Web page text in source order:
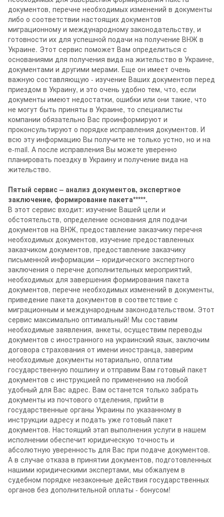
документов, перечне необходимых изменений в документы
либо о соответствии настоящих документов
миграционному и международному законодательству, и
готовности их для успешной подачи на получение ВНЖ в
Украине. Этот сервис поможет Вам определиться с
основаниями для получения вида на жительство в Украине,
документами и другими мерами. Еще он имеет очень
важную составляющую - изучение Ваших документов перед
приездом в Украину, и это очень удобно тем, что, если
документы имеют недостатки, ошибки или они такие, что
не могут быть приняты в Украине, то специалисты
компании обязательно Вас проинформируют и
проконсультируют о порядке исправления документов. И
всю эту информацию Вы получите не только устно, но и на
e-mail. А после исправления Вы можете уверенно
планировать поездку в Украину и получение вида на
жительство.
Пятый сервис – анализ документов, экспертное
заключение, формирование пакета*****.
В этот сервис входит: изучение Вашей цели и
обстоятельств, определение основания для подачи
документов на ВНЖ, предоставление заказчику перечня
необходимых документов, изучение предоставленных
заказчиком документов, предоставление заказчику
письменной информации – юридического экспертного
заключения о перечне дополнительных мероприятий,
необходимых для завершения формирования пакета
документов, перечне необходимых изменений в документы,
приведение пакета документов в соответствие с
миграционным и международным законодательством. Этот
сервис максимально оптимальный! Мы составим
необходимые заявления, анкеты, осуществим переводы
документов с иностранного на украинский язык, заключим
договора страхования от имени иностранца, заверим
необходимые документы нотариально, оплатим
государственную пошлину и отправим Вам готовый пакет
документов с инструкцией по применению на любой
удобный для Вас адрес. Вам останется только забрать
документы из почтового отделения, прийти в
государственные органы Украины по указанному в
инструкции адресу и подать уже готовый пакет
документов. Настоящий этап выполнения услуги в нашем
исполнении обеспечит юридическую точность и
абсолютную уверенность для Вас при подаче документов.
А в случае отказа в принятии документов, подготовленных
нашими юридическими экспертами, мы обжалуем в
судебном порядке незаконные действия государственных
органов без дополнительной оплаты - бонусом!